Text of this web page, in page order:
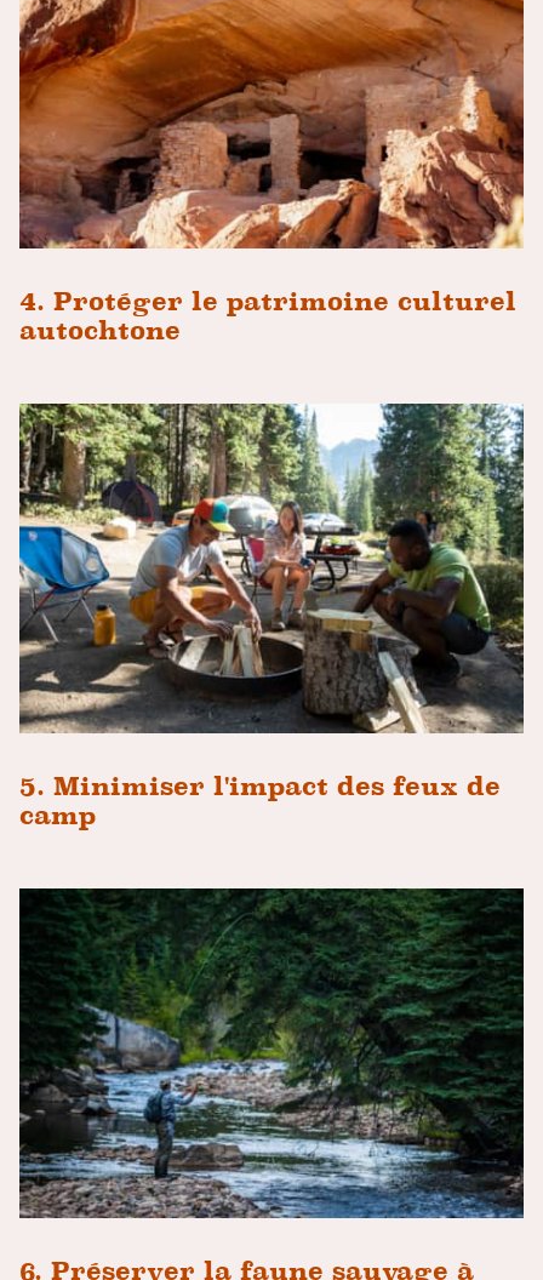
4. Protéger le patrimoine culturel
autochtone
5. Minimiser l'impact des feux de
camp
6. Préserver la faune sauvage à